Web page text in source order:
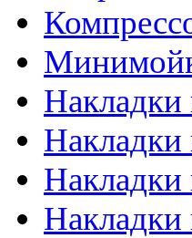
Накладки
Накладки
Накладки
Накладки